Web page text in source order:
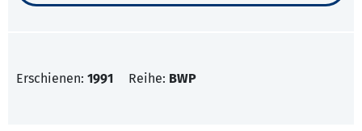
Erschienen: 1991 Reihe: BWP